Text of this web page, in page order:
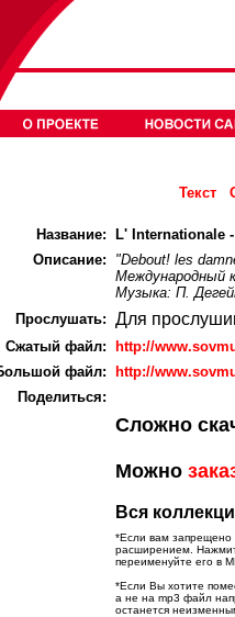
Текст
Название:
L' Internationale
Описание:
"Debout! les
Международный
Музыка: П.
Прослушать: Для
Cжатый файл:
http://
файл:
http://
Поделиться:
Сложно
Можно
Вся
*Если вам запрещено
расширением.
переименуйте его в
*Если Вы хотите
а не на mp3 файл
останется